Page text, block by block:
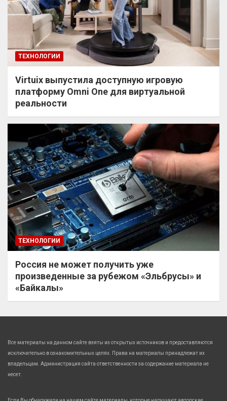
ТЕХНОЛОГИИ
Virtuix выпустила доступную игровую
платформу Omni One для виртуальной
реальности
ТЕХНОЛОГИИ
Россия не может получить уже
произведенные за рубежом «Эльбрусы» и
«Байкалы»
Все материалы на данном сайте взяты из открытых источников и предоставляются
исключительно в ознакомительных целях. Права на материалы принадлежат их
владельцам. Администрация сайта ответственности за содержание материала не
несет.